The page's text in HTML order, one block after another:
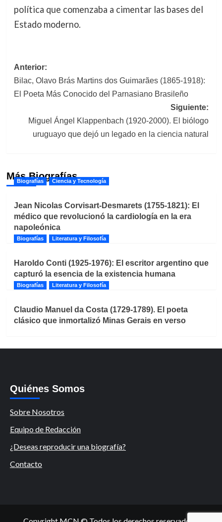
política que comenzaba a cimentar las bases del
Estado moderno.
Navegación
de
Anterior:
Bilac, Olavo Brás Martins dos Guimarães (1865-1918):
El Poeta Más Conocido del Parnasiano Brasileño
Siguiente:
Miguel Ángel Klappenbach (1920-2000). El biólogo
uruguayo que dejó un legado en la ciencia natural
Más Biografías
Biografías Ciencia y Tecnología
Jean Nicolas Corvisart-Desmarets (1755-1821): El
médico que revolucionó la cardiología en la era
napoleónica
Biografías Literatura y Filosofía
Haroldo Conti (1925-1976): El escritor argentino que
capturó la esencia de la existencia humana
Biografías Literatura y Filosofía
Claudio Manuel da Costa (1729-1789). El poeta
clásico que inmortalizó Minas Gerais en verso
Quiénes Somos
Sobre Nosotros
Equipo de Redacción
¿Deseas reproducir una biografía?
Contacto